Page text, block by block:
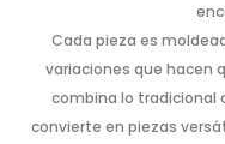
Cada pieza es
variaciones que hacen
combina lo tradicional
convierte en piezas